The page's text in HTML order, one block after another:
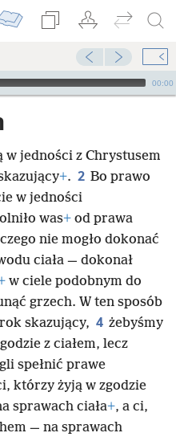
00:00
jedności z Chrystusem
+. 2 Bo prawo
w jedności
was+ od prawa
nie mogło dokonać
ciała — dokonał
w ciele podobnym do
grzech. W ten sposób
skazujący, 4 żebyśmy
z ciałem, lecz
spełnić prawe
którzy żyją w zgodzie
sprawach ciała+, a ci,
— na sprawach